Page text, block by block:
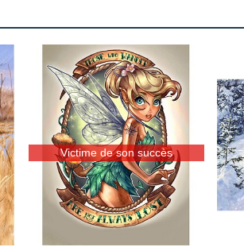
Victime de son succès